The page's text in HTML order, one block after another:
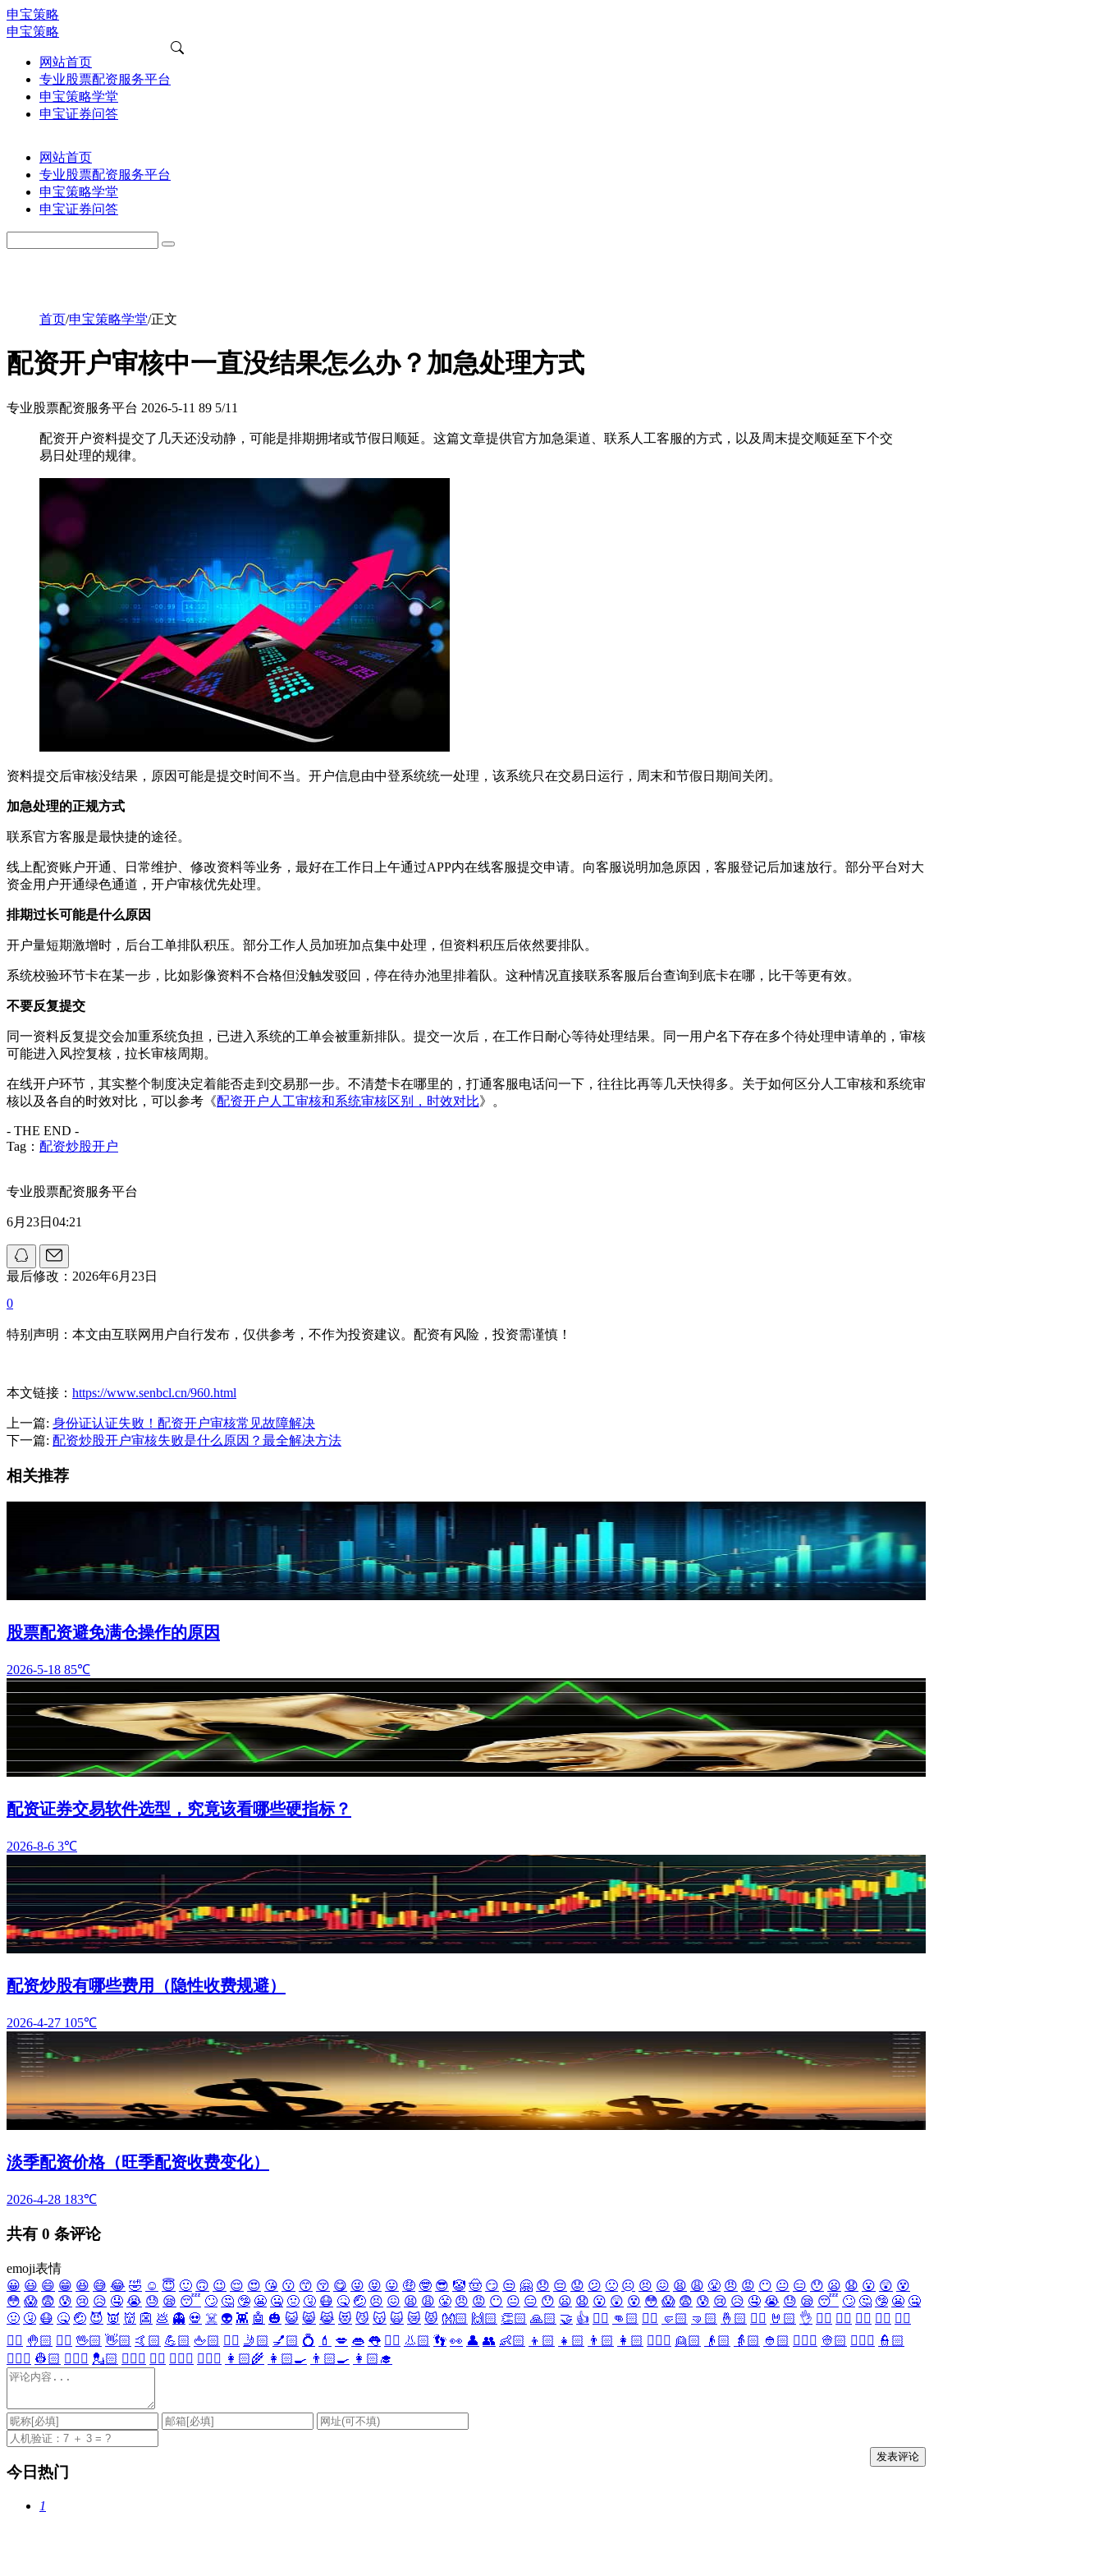
申宝策略
申宝策略
网站首页
专业股票配资服务平台
申宝策略学堂
申宝证券问答
网站首页
专业股票配资服务平台
申宝策略学堂
申宝证券问答
首页/申宝策略学堂/正文
配资开户审核中一直没结果怎么办？加急处理方式
专业股票配资服务平台 2026-5-11 89 5/11
配资开户资料提交了几天还没动静，可能是排期拥堵或节假日顺延。这篇文章提供官方加急渠道、联系人工客服的方式，以及周末提交顺延至下个交
易日处理的规律。
资料提交后审核没结果，原因可能是提交时间不当。开户信息由中登系统统一处理，该系统只在交易日运行，周末和节假日期间关闭。
加急处理的正规方式
联系官方客服是最快捷的途径。
线上配资账户开通、日常维护、修改资料等业务，最好在工作日上午通过APP内在线客服提交申请。向客服说明加急原因，客服登记后加速放行。部分平台对大
资金用户开通绿色通道，开户审核优先处理。
排期过长可能是什么原因
开户量短期激增时，后台工单排队积压。部分工作人员加班加点集中处理，但资料积压后依然要排队。
系统校验环节卡在某一步，比如影像资料不合格但没触发驳回，停在待办池里排着队。这种情况直接联系客服后台查询到底卡在哪，比干等更有效。
不要反复提交
同一资料反复提交会加重系统负担，已进入系统的工单会被重新排队。提交一次后，在工作日耐心等待处理结果。同一用户名下存在多个待处理申请单的，审核
可能进入风控复核，拉长审核周期。
在线开户环节，其实整个制度决定着能否走到交易那一步。不清楚卡在哪里的，打通客服电话问一下，往往比再等几天快得多。关于如何区分人工审核和系统审
核以及各自的时效对比，可以参考《配资开户人工审核和系统审核区别，时效对比》。
- THE END -
Tag： 配资炒股开户
专业股票配资服务平台
6月23日04:21
最后修改：2026年6月23日
0
特别声明：本文由互联网用户自行发布，仅供参考，不作为投资建议。配资有风险，投资需谨慎！
本文链接： https://www.senbcl.cn/960.html
上一篇: 身份证认证失败！配资开户审核常见故障解决
下一篇: 配资炒股开户审核失败是什么原因？最全解决方法
相关推荐
股票配资避免满仓操作的原因
2026-5-18 85℃
配资证券交易软件选型，究竟该看哪些硬指标？
2026-8-6 3℃
配资炒股有哪些费用（隐性收费规避）
2026-4-27 105℃
淡季配资价格（旺季配资收费变化）
2026-4-28 183℃
共有 0 条评论
emoji表情
😀 😃 😄 😁 😆 😅 😂 🤣 ☺️ 😇 🙂 🙃 😉 😌 😍 😘 😗 😙 😚 😋 😜 😝 😛 🤑 🤓 😎 🤡 🤠 😏 😒 🤗 😞 😔 😟 😕 🙁 ☹️ 😣 😖 😫 😩 😤 😠 😡 😶 😐 😑 😯 😦 😧 😮 😲 😵
😳 😱 😨 😰 😢 😥 🤤 😭 😓 😪 😴 🙄 🤔 🤥 😬 🤐 🤢 🤧 😷 🤒 🤕 😣 😖 😫 😩 😤 😠 😡 😶 😐 😑 😯 😦 😧 😮 😲 😵 😳 😱 😨 😰 😢 😥 🤤 😭 😓 😪 😴 🙄 🤔 🤥 😬 🤐
🤢 🤧 😷 🤒 🤕 😈 👿 👹 👺 💩 👻 💀 ☠️ 👽 👾 🤖 🎃 😺 😸 😹 😻 😼 😽 🙀 😿 😾 👐🏻 🙌🏻 👏🏻 🙏🏻 🤝 👍 👎🏻 👊🏻 ✊🏻 🤛🏻 🤜🏻 🤞🏻 ✌🏻 🤘🏻 👌 👈🏻 👉🏻 👆🏻 👇🏻 ☝🏻
✋🏻 🤚🏻 🖐🏻 🖖🏻 👋🏻 🤙🏻 💪🏻 🖕🏻 ✍🏻 🤳🏻 💅🏻 💍 💄 💋 👄 👅 👂🏻 👃🏻 👣 👀 👤 👥 👶🏻 👦🏻 👧🏻 👨🏻 👩🏻 👱🏻‍♀️ 👱🏻 👴🏻 👵🏻 👲🏻 👳🏻‍♀️ 👳🏻 👮🏻‍♀️ 👮🏻
👷🏻‍♀️ 👷🏻 💂🏻‍♀️ 💂🏻 🕵🏻‍♀️ 🕵🏻 👩🏻‍⚕️ 👨🏻‍⚕️ 👩🏻‍🌾 👩🏻‍🍳 👨🏻‍🍳 👩🏻‍🎓
今日热门
1